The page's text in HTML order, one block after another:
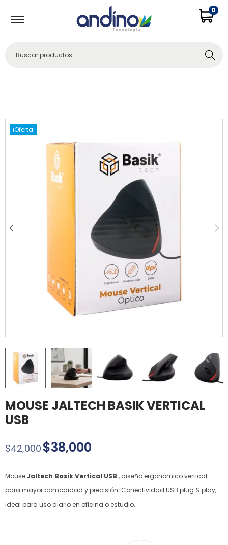
0
Buscar
¡Oferta!
MOUSE JALTECH BASIK VERTICAL
USB
$42,000$38,000
MouseJaltech Basik Vertical USB , diseño ergonómico vertical
para mayor comodidad y precisión. Conectividad USB plug & play,
ideal para uso diario en oficina o estudio.